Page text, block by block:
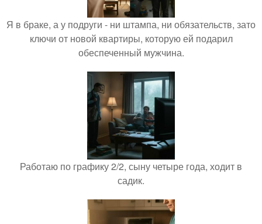
Я в браке, а у подруги - ни штампа, ни обязательств, зато
ключи от новой квартиры, которую ей подарил
обеспеченный мужчина.
Работаю по графику 2/2, сыну четыре года, ходит в
садик.